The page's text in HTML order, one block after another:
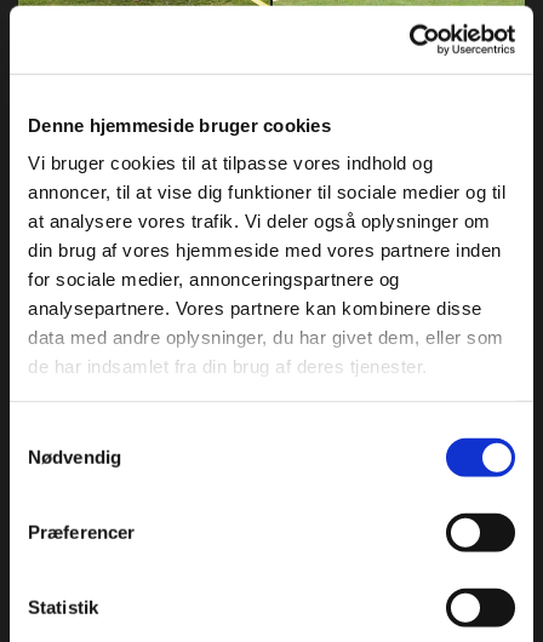
Denne hjemmeside bruger cookies
Vi bruger cookies til at tilpasse vores indhold og
annoncer, til at vise dig funktioner til sociale medier og til
at analysere vores trafik. Vi deler også oplysninger om
din brug af vores hjemmeside med vores partnere inden
for sociale medier, annonceringspartnere og
analysepartnere. Vores partnere kan kombinere disse
data med andre oplysninger, du har givet dem, eller som
de har indsamlet fra din brug af deres tjenester.
Nødvendig
Præferencer
Statistik